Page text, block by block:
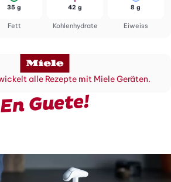
Fett
35 g
Kohlenhydrate
42 g
Eiweiss
8 g
alle Rezepte mit Miele Geräten.
En Guete!